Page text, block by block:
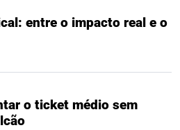
entre o impacto real e o
o ticket médio sem